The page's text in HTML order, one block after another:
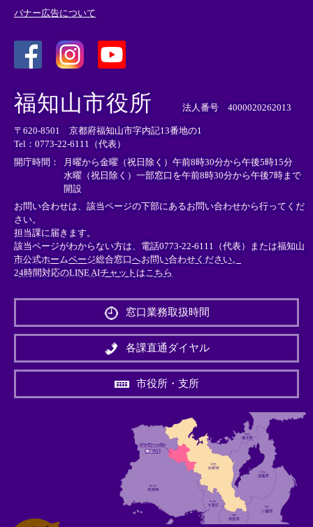
バナー広告について
外
部
リ
ン
ク
＞
外
リ
ン
ク
＞
外
部
ン
ク
＞
福知山市役所 法人番号 4000020262013
〒620-8501 京都府福知山市字内記13番地の1
Tel：0773-22-6111（代表）
開庁時間： 月曜から金曜（祝日除く）午前8時30分から午後5時15分
水曜（祝日除く）一部窓口を午前8時30分から午後7時まで
開設
お問い合わせは、該当ページの下部にあるお問い合わせから行ってくだ
さい。
担当課に届きます。
該当ページがわからない方は、電話0773-22-6111（代表）または福知山
市公式ホームページ総合窓口へお問い合わせください。
24時間対応のLINE AIチャットはこちら
外
リ
ン
＞
窓口業務取扱時間
各課直通ダイヤル
市役所・支所